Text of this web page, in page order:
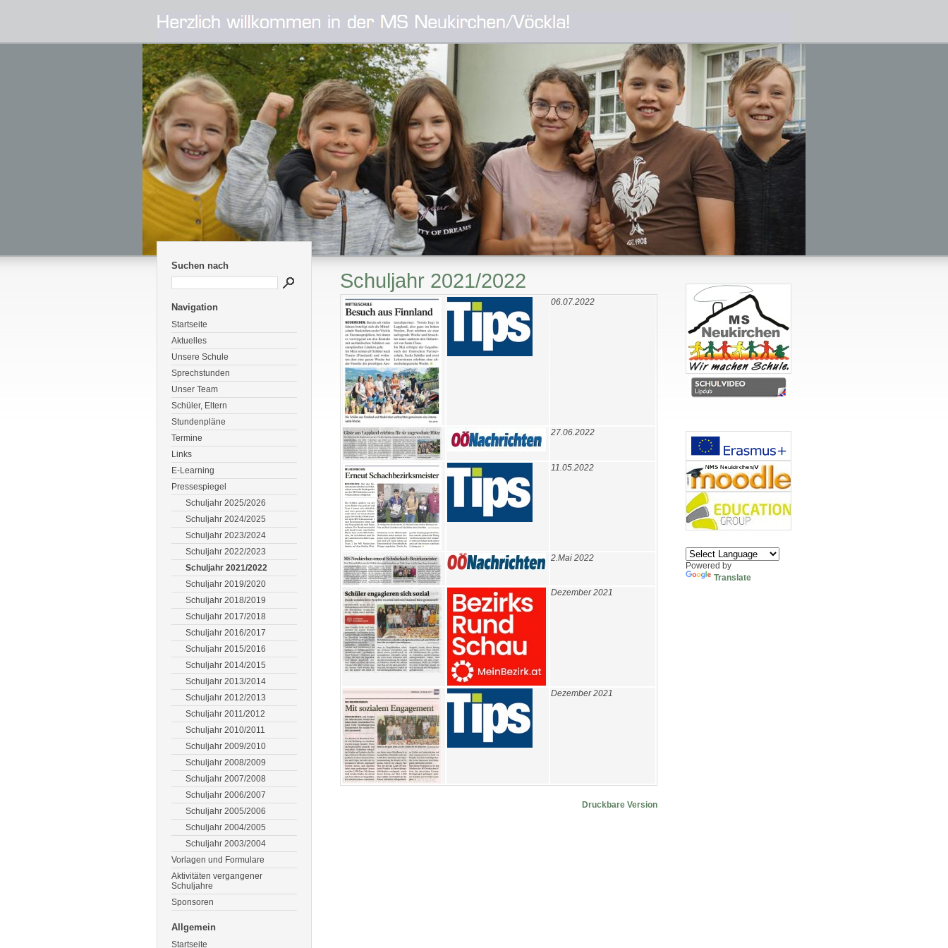
Suchen nach
Navigation
Startseite
Aktuelles
Unsere Schule
Sprechstunden
Unser Team
Schüler, Eltern
Stundenpläne
Termine
Links
E-Learning
Pressespiegel
Schuljahr 2025/2026
Schuljahr 2024/2025
Schuljahr 2023/2024
Schuljahr 2022/2023
Schuljahr 2021/2022
Schuljahr 2019/2020
Schuljahr 2018/2019
Schuljahr 2017/2018
Schuljahr 2016/2017
Schuljahr 2015/2016
Schuljahr 2014/2015
Schuljahr 2013/2014
Schuljahr 2012/2013
Schuljahr 2011/2012
Schuljahr 2010/2011
Schuljahr 2009/2010
Schuljahr 2008/2009
Schuljahr 2007/2008
Schuljahr 2006/2007
Schuljahr 2005/2006
Schuljahr 2004/2005
Schuljahr 2003/2004
Vorlagen und Formulare
Aktivitäten vergangener
Schuljahre
Sponsoren
Allgemein
Startseite
Schuljahr 2021/2022
06.07.2022
27.06.2022
11.05.2022
2.Mai 2022
Dezember 2021
Dezember 2021
Druckbare Version
Powered by
Translate